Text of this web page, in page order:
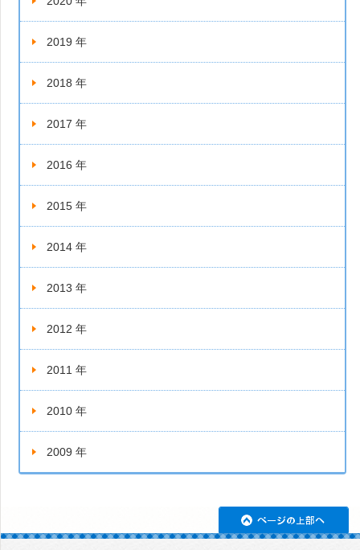
2019 年
2018 年
2017 年
2016 年
2015 年
2014 年
2013 年
2012 年
2011 年
2010 年
2009 年